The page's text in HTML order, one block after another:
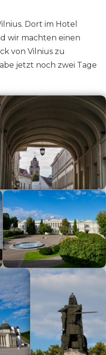
Dort im Hotel
wir machten einen
von Vilnius zu
jetzt noch zwei Tage